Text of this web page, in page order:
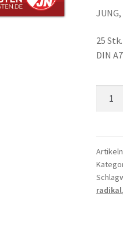
JUNG,
25 Stk.
DIN A7
Menge
radikal,